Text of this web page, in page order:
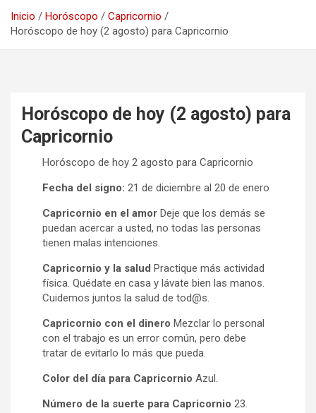
Inicio Horóscopo
Capricornio
Horóscopo de hoy (2 agosto) para Capricornio
Horóscopo de hoy (2 agosto) para
Capricornio
Horóscopo de hoy 2 agosto para Capricornio
Fecha del signo: 21 de diciembre al 20 de enero
Capricornio en el amor Deje que los demás se
puedan acercar a usted, no todas las personas
tienen malas intenciones.
Capricornio y la salud Practique más actividad
física. Quédate en casa y lávate bien las manos.
Cuidemos juntos la salud de tod@s.
Capricornio con el dinero Mezclar lo personal
con el trabajo es un error común, pero debe
tratar de evitarlo lo más que pueda.
Color del día para Capricornio Azul.
Número de la suerte para Capricornio 23.